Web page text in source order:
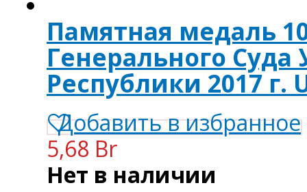
Памятная медаль
Генерального
Республики 2017 г.
Добавить в избранное
5,68 Br
Нет в наличии